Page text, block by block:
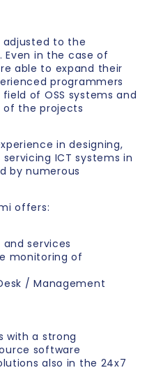
adjusted to the
in the case of
able to expand their
programmers
of OSS systems and
of the projects
in designing,
ICT systems in
by numerous
offers:
services
monitoring of
/ Management
with a strong
software
also in the 24x7